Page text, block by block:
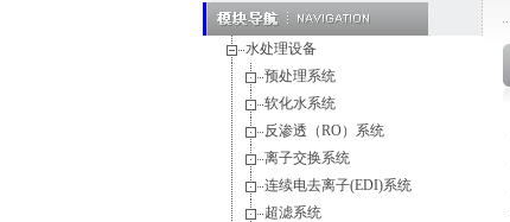
水处理设备
预处理系统
软化水系统
反渗透（RO）系统
离子交换系统
连续电去离子(EDI)系统
超滤系统